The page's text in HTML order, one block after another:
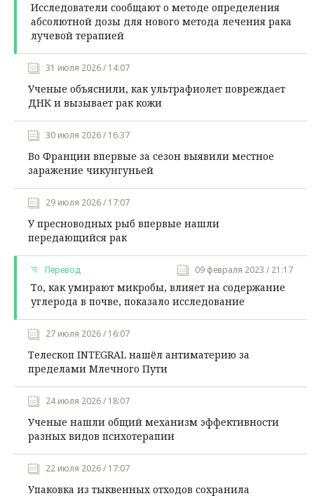
Исследователи сообщают о методе определения
абсолютной дозы для нового метода лечения рака
лучевой терапией
31 июля 2026 / 14:07
Ученые объяснили, как ультрафиолет повреждает
ДНК и вызывает рак кожи
30 июля 2026 / 16:37
Во Франции впервые за сезон выявили местное
заражение чикунгуньей
29 июля 2026 / 17:07
У пресноводных рыб впервые нашли
передающийся рак
Перевод 09 февраля 2023 / 21:17
То, как умирают микробы, влияет на содержание
углерода в почве, показало исследование
27 июля 2026 / 16:07
Телескоп INTEGRAL нашёл антиматерию за
пределами Млечного Пути
24 июля 2026 / 18:07
Ученые нашли общий механизм эффективности
разных видов психотерапии
22 июля 2026 / 17:07
Упаковка из тыквенных отходов сохранила